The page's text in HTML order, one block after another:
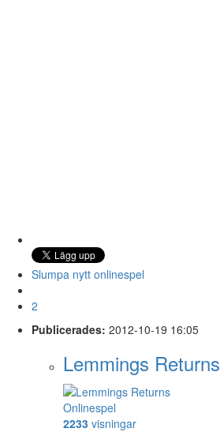
Slumpa nytt onlinespel
2
Publicerades: 2012-10-19 16:05
Lemmings Returns
Onlinespel
2233 visningar